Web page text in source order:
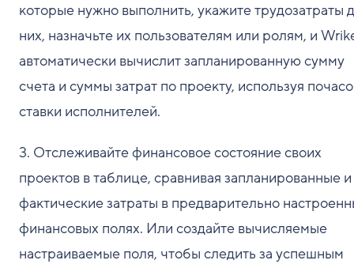
которые нужно выполнить, укажите трудозатраты
них, назначьте их пользователям или ролям, и
автоматически вычислит запланированную сумму
счета и суммы затрат по проекту, используя
ставки исполнителей.
3. Отслеживайте финансовое состояние своих
проектов в таблице, сравнивая запланированные и
фактические затраты в предварительно
финансовых полях. Или создайте вычисляемые
настраиваемые поля, чтобы следить за успешным